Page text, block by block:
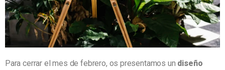
Para cerrar el mes de febrero, os presentamos un diseño